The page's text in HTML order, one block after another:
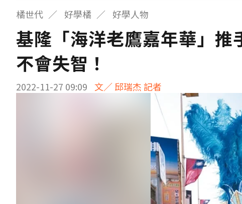
橘世代 好學橘 好學人物
基隆「海洋老鷹嘉年華」
不會失智！
2022-11-27 09:09 文／ 邱瑞杰 記者